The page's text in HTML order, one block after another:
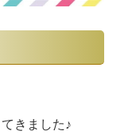
きました♪